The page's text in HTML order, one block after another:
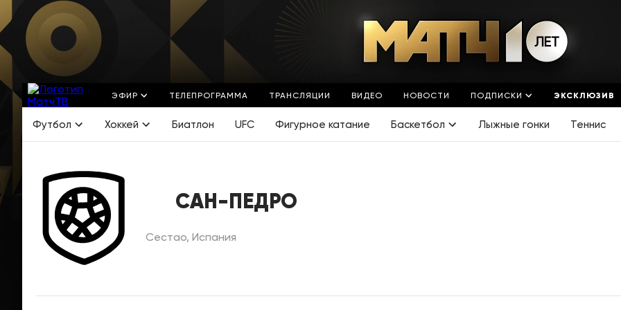
ЭФИР ТЕЛЕПРОГРАММА ТРАНСЛЯЦИИ ВИДЕО НОВОСТИ ПОДПИСКИ ЭКСКЛЮЗИВ
Футбол Хоккей Биатлон UFC Фигурное катание Баскетбол Лыжные гонки Теннис
САН-ПЕДРО
Сестао, Испания